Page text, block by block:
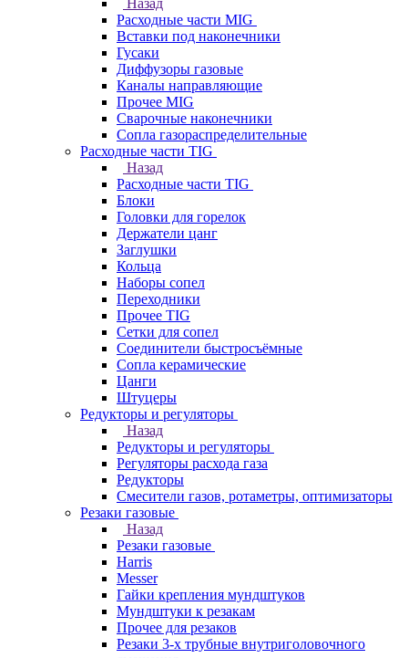
Назад
Расходные части MIG
Вставки под наконечники
Гусаки
Диффузоры газовые
Каналы направляющие
Прочее MIG
Сварочные наконечники
Сопла газораспределительные
Расходные части TIG
Назад
Расходные части TIG
Блоки
Головки для горелок
Держатели цанг
Заглушки
Кольца
Наборы сопел
Переходники
Прочее TIG
Сетки для сопел
Соединители быстросъёмные
Сопла керамические
Цанги
Штуцеры
Редукторы и регуляторы
Назад
Редукторы и регуляторы
Регуляторы расхода газа
Редукторы
Смесители газов, ротаметры, оптимизаторы
Резаки газовые
Назад
Резаки газовые
Harris
Messer
Гайки крепления мундштуков
Мундштуки к резакам
Прочее для резаков
Резаки 3-х трубные внутриголовочного